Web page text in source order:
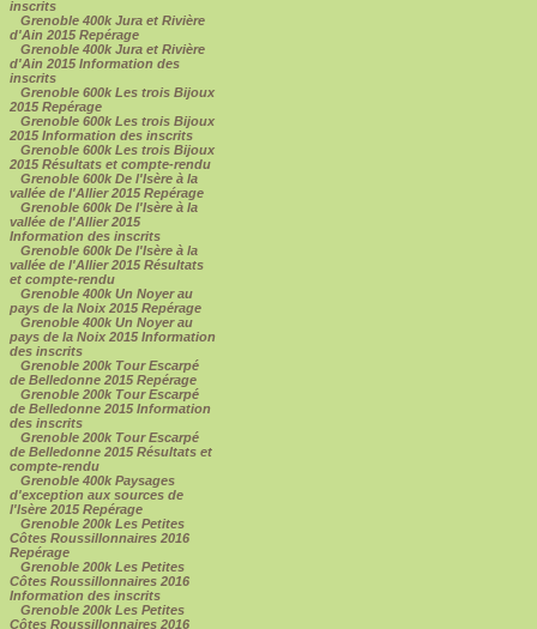
inscrits
Grenoble 400k Jura et Rivière
d'Ain 2015 Repérage
Grenoble 400k Jura et Rivière
d'Ain 2015 Information des
inscrits
Grenoble 600k Les trois Bijoux
2015 Repérage
Grenoble 600k Les trois Bijoux
2015 Information des inscrits
Grenoble 600k Les trois Bijoux
2015 Résultats et compte-rendu
Grenoble 600k De l'Isère à la
vallée de l'Allier 2015 Repérage
Grenoble 600k De l'Isère à la
vallée de l'Allier 2015
Information des inscrits
Grenoble 600k De l'Isère à la
vallée de l'Allier 2015 Résultats
et compte-rendu
Grenoble 400k Un Noyer au
pays de la Noix 2015 Repérage
Grenoble 400k Un Noyer au
pays de la Noix 2015 Information
des inscrits
Grenoble 200k Tour Escarpé
de Belledonne 2015 Repérage
Grenoble 200k Tour Escarpé
de Belledonne 2015 Information
des inscrits
Grenoble 200k Tour Escarpé
de Belledonne 2015 Résultats et
compte-rendu
Grenoble 400k Paysages
d'exception aux sources de
l'Isère 2015 Repérage
Grenoble 200k Les Petites
Côtes Roussillonnaires 2016
Repérage
Grenoble 200k Les Petites
Côtes Roussillonnaires 2016
Information des inscrits
Grenoble 200k Les Petites
Côtes Roussillonnaires 2016